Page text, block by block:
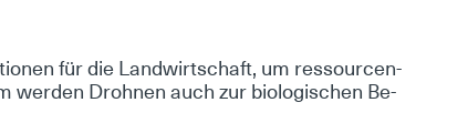
für die Land­wirt­schaft, um res­sour­cen­
wer­den Droh­nen auch zur bio­lo­gi­schen Be­